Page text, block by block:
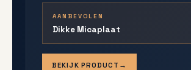
AANBEVOLEN
Dikke Micaplaat
BEKIJK PRODUCT